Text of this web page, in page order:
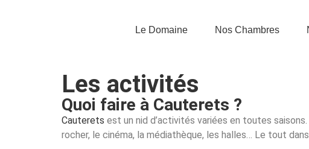
Le Domaine Nos Chambres
Les activités
Quoi faire à Cauterets ?
Cauterets est un nid d’activités variées en toutes
rocher, le cinéma, la médiathèque, les halles… Le tout